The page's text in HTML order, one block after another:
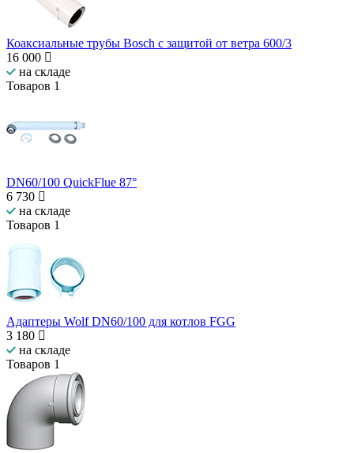
Коаксиальные трубы Bosch с защитой от ветра 600/3
16 000
на складе
Товаров 1
DN60/100 QuickFlue 87°
6 730
на складе
Товаров 1
Адаптеры Wolf DN60/100 для котлов FGG
3 180
на складе
Товаров 1